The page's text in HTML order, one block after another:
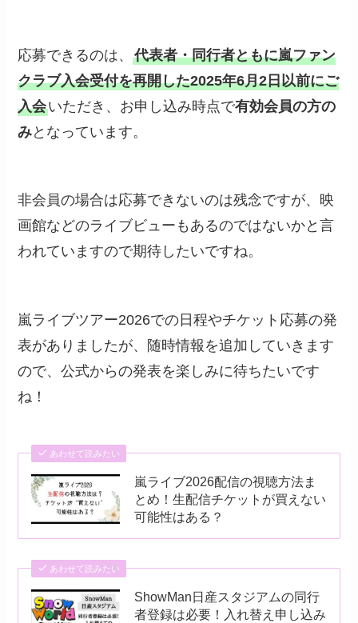
応募できるのは、代表者・同行者ともに嵐ファン
クラブ入会受付を再開した2025年6月2日以前にご
入会いただき、お申し込み時点で有効会員の方の
みとなっています。
非会員の場合は応募できないのは残念ですが、映
画館などのライブビューもあるのではないかと言
われていますので期待したいですね。
嵐ライブツアー2026での日程やチケット応募の発
表がありましたが、随時情報を追加していきます
ので、公式からの発表を楽しみに待ちたいです
ね！
あわせて読みたい
嵐ライブ2026配信の視聴方法ま
とめ！生配信チケットが買えない
可能性はある？
あわせて読みたい
ShowMan日産スタジアムの同行
者登録は必要！入れ替え申し込み